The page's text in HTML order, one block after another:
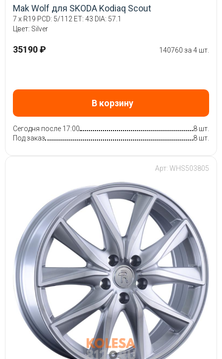
Mak Wolf для SKODA Kodiaq Scout
7 x R19 PCD: 5/112 ET: 43 DIA: 57.1
Цвет: Silver
35190 ₽ 140760 за 4 шт.
В корзину
Сегодня после 17:00
8 шт.
Под заказ
8 шт.
Арт: WHS503805